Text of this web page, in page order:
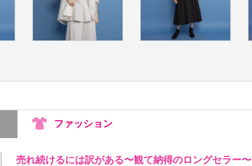
ファッション
売れ続けるには訳がある〜観て納得のロングセラー〜